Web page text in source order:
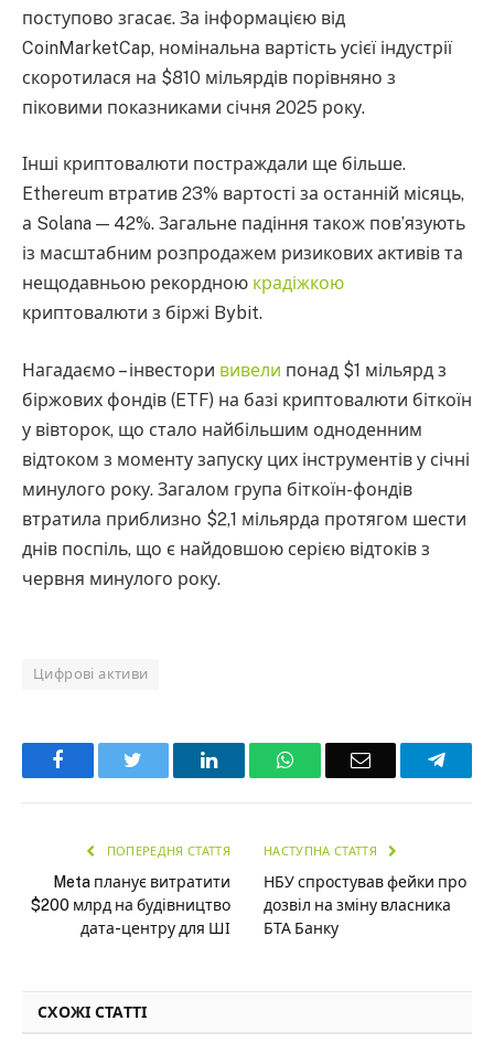
поступово згасає. За інформацією від
CoinMarketCap, номінальна вартість усієї індустрії
скоротилася на $810 мільярдів порівняно з
піковими показниками січня 2025 року.
Інші криптовалюти постраждали ще більше.
Ethereum втратив 23% вартості за останній місяць,
а Solana — 42%. Загальне падіння також пов’язують
із масштабним розпродажем ризикових активів та
нещодавньою рекордною крадіжкою
криптовалюти з біржі Bybit.
Нагадаємо – інвестори вивели понад $1 мільярд з
біржових фондів (ETF) на базі криптовалюти біткоїн
у вівторок, що стало найбільшим одноденним
відтоком з моменту запуску цих інструментів у січні
минулого року. Загалом група біткоїн-фондів
втратила приблизно $2,1 мільярда протягом шести
днів поспіль, що є найдовшою серією відтоків з
червня минулого року.
Цифрові активи
Facebook LinkedInWhatsAppEmail
ПОПЕРЕДНЯ СТАТТЯ
Meta планує витратити
$200 млрд на будівництво
дата-центру для ШІ
НАСТУПНА СТАТТЯ
НБУ спростував фейки про
дозвіл на зміну власника
БТА Банку
СХОЖІ СТАТТІ